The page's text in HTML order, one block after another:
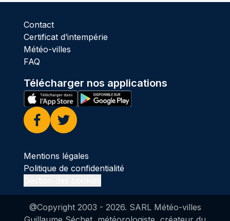
Contact
Certificat d’intempérie
Météo-villes
FAQ
Télécharger nos applications
Facebook
Twitter
Mentions légales
Politique de confidentialité
@Copyright 2003 - 2026. SARL Météo-villes